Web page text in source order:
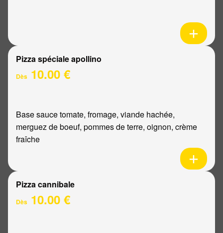
Pizza spéciale apollino
Dès 10.00 €
Base sauce tomate, fromage, viande hachée,
merguez de boeuf, pommes de terre, oignon, crème
fraîche
Pizza cannibale
Dès 10.00 €